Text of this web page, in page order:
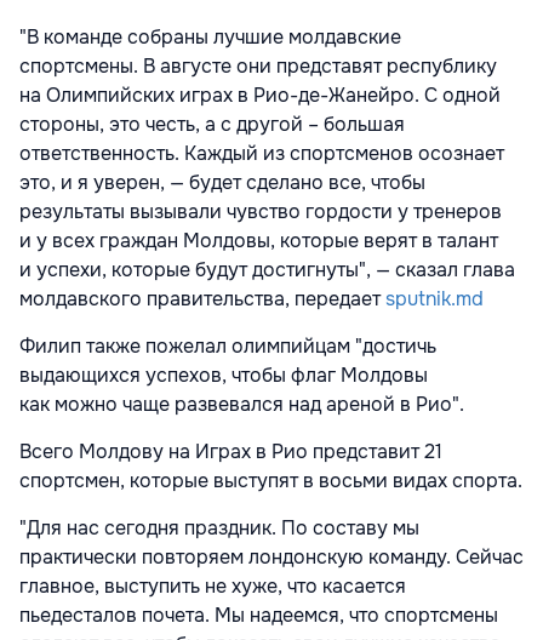
"В команде собраны лучшие молдавские
спортсмены. В августе они представят республику
на Олимпийских играх в Рио-де-Жанейро. С одной
стороны, это честь, а с другой – большая
ответственность. Каждый из спортсменов осознает
это, и я уверен, — будет сделано все, чтобы
результаты вызывали чувство гордости у тренеров
и у всех граждан Молдовы, которые верят в талант
и успехи, которые будут достигнуты", — сказал глава
молдавского правительства, передаетsputnik.md
Филип также пожелал олимпийцам "достичь
выдающихся успехов, чтобы флаг Молдовы
как можно чаще развевался над ареной в Рио".
Всего Молдову на Играх в Рио представит 21
спортсмен, которые выступят в восьми видах спорта.
"Для нас сегодня праздник. По составу мы
практически повторяем лондонскую команду. Сейчас
главное, выступить не хуже, что касается
пьедесталов почета. Мы надеемся, что спортсмены